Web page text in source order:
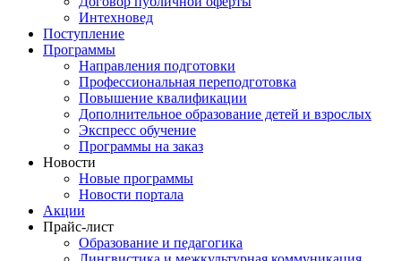
Интехновед
Поступление
Программы
Направления подготовки
Профессиональная переподготовка
Повышение квалификации
Дополнительное образование детей и взрослых
Экспресс обучение
Программы на заказ
Новости
Новые программы
Новости портала
Акции
Прайс-лист
Образование и педагогика